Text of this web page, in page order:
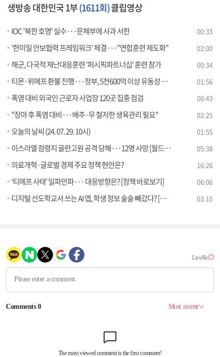
생방송 대한민국 1부(1611회)클립영상
IOC '북한 호명' 실수···문체부에 사과 서한 00:33
'한미일 안보협력 프레임워크' 체결···"연합훈련 제도화" 02:00
해군, 다국적 재난대응훈련 '퍼시픽파트너십' 훈련 참가 00:34
티몬·위메프 환불 진행···정부, 5천600억 이상 유동성 지원 01:56
폭염 대비 외국인 근로자 사업장 120곳 집중 점검 00:43
"장마 후 폭염 대비···배추·무 철저한 생육관리 필요" 02:25
오늘의 날씨 (24. 07. 29. 10시) 01:55
이스라엘 점령지 골란고원 공격 당해···12명 사망 [월드 투데이] 05:38
의료개혁·글로벌 경제 주요 정책 현안은? 16:26
‘티메프 사태’ 일파만파··· 대응방향은? [정책 바로보기] 06:06
디지털 선도학교서 쓰는 AI 앱, 학생 정보 술술 빼갔다? [정책 바로보기] 03:10